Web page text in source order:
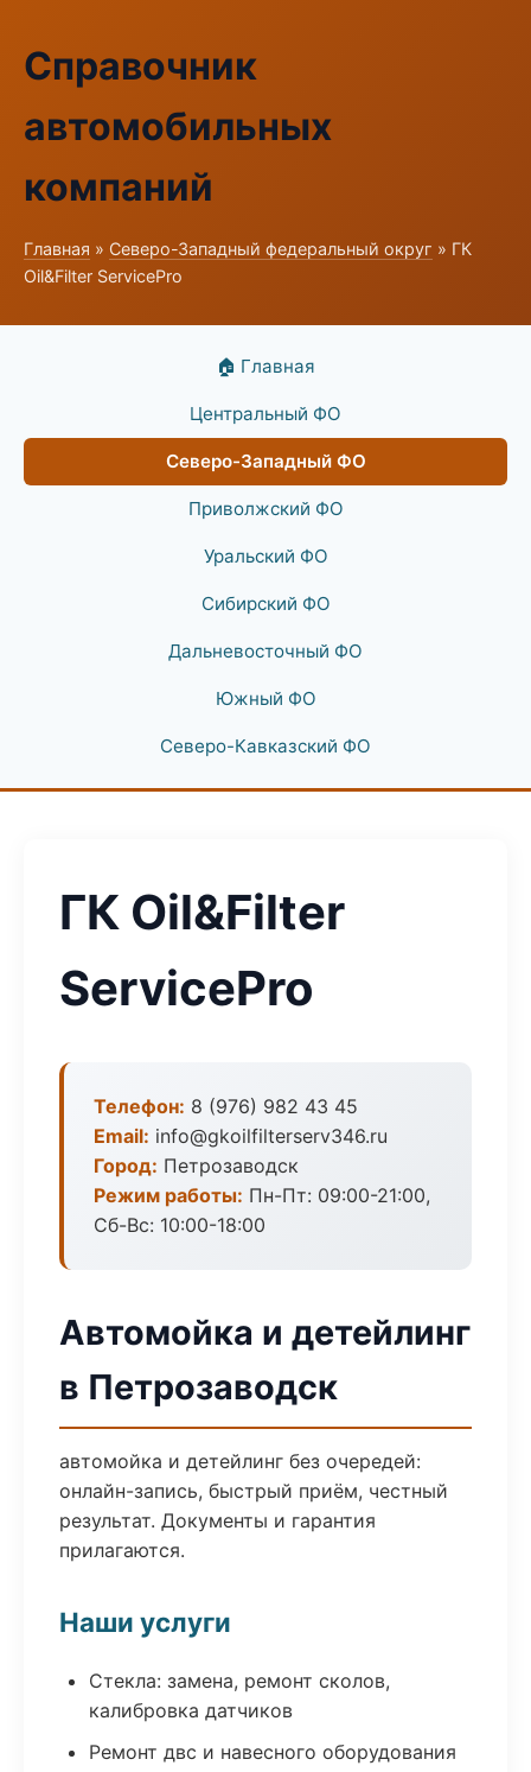
Справочник
автомобильных
компаний
Главная » Северо-Западный федеральный округ » ГК
Oil&Filter ServicePro
🏠 Главная
Центральный ФО
Северо-Западный ФО
Приволжский ФО
Уральский ФО
Сибирский ФО
Дальневосточный ФО
Южный ФО
Северо-Кавказский ФО
ГК Oil&Filter
ServicePro
Телефон: 8 (976) 982 43 45
Email: info@gkoilfilterserv346.ru
Город: Петрозаводск
Режим работы: Пн-Пт: 09:00-21:00,
Сб-Вс: 10:00-18:00
Автомойка и детейлинг
в Петрозаводск
автомойка и детейлинг без очередей:
онлайн-запись, быстрый приём, честный
результат. Документы и гарантия
прилагаются.
Наши услуги
Стекла: замена, ремонт сколов,
калибровка датчиков
Ремонт двс и навесного оборудования